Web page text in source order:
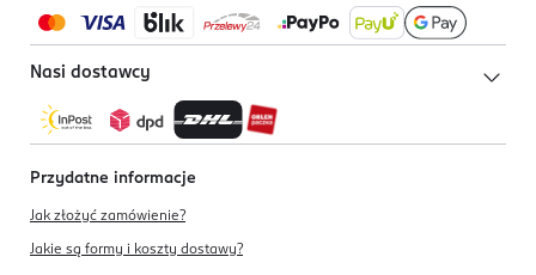
Nasi dostawcy
Przydatne informacje
Jak złożyć zamówienie?
Jakie są formy i koszty dostawy?